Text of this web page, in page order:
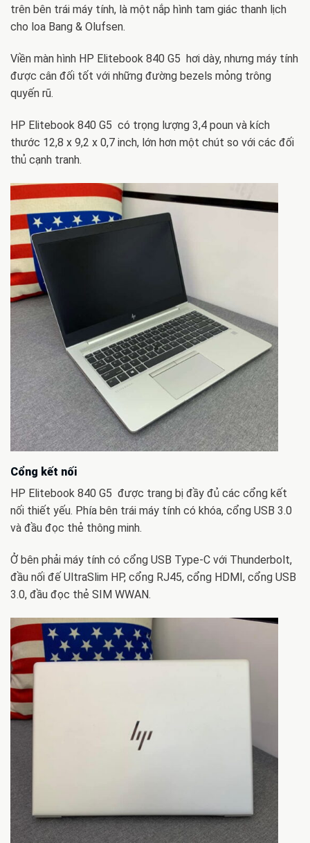
trên bên trái máy tính, là một nắp hình tam giác thanh lịch
cho loa Bang & Olufsen.
Viền màn hình HP Elitebook 840 G5 hơi dày, nhưng máy tính
được cân đối tốt với những đường bezels mỏng trông
quyến rũ.
HP Elitebook 840 G5 có trọng lượng 3,4 poun và kích
thước 12,8 x 9,2 x 0,7 inch, lớn hơn một chút so với các đối
thủ cạnh tranh.
Cổng kết nối
HP Elitebook 840 G5 được trang bị đầy đủ các cổng kết
nối thiết yếu. Phía bên trái máy tính có khóa, cổng USB 3.0
và đầu đọc thẻ thông minh.
Ở bên phải máy tính có cổng USB Type-C với Thunderbolt,
đầu nối đế UltraSlim HP, cổng RJ45, cổng HDMI, cổng USB
3.0, đầu đọc thẻ SIM WWAN.